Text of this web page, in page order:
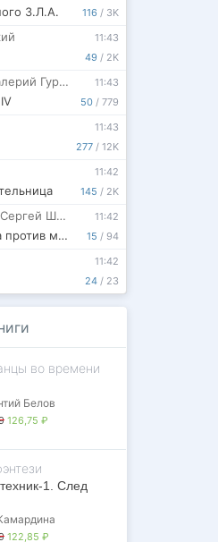
116 / 3K
З.Л.А.
49 / 2K
11:43
50 / 779
11:43
Гуров
277 / 12K
11:43
145 / 2K
11:42
15 / 94
11:42
Сергей Шиленко
Инженер. Система против монстров - 13
24 / 23
11:42
во времени
Белов
126,75 ₽
1. След
122,85 ₽